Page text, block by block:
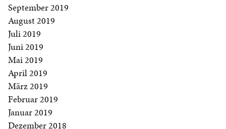
September 2019
August 2019
Juli 2019
Juni 2019
Mai 2019
April 2019
März 2019
Februar 2019
Januar 2019
Dezember 2018